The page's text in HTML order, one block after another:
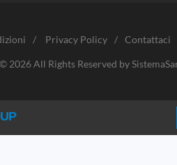
/ Privacy Policy / Contattaci
2026 All Rights Reserved by